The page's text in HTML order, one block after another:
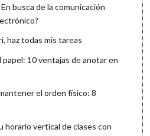
En busca de la comunicación
haz todas mis tareas
papel: 10 ventajas de anotar en
el orden físico: 8
horario vertical de clases con